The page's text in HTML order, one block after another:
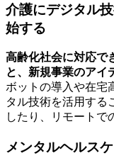
介護にデジタル
始する
高齢化社会に対応で
と、新規事業のアイ
ボットの導入や在宅
タル技術を活用する
したり、リモートで
メンタルヘルス